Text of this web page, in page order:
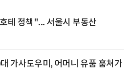
테 정책"... 서울시 부동산
가사도우미, 어머니 유품 훔쳐가